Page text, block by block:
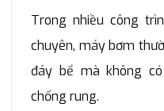
Trong nhiều công
chuyên, máy bơm
đáy bể mà không
chống rung.